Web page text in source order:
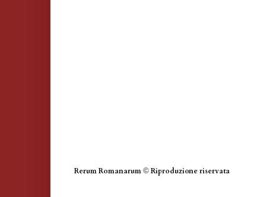
Rerum Romanarum © Riproduzione riservata